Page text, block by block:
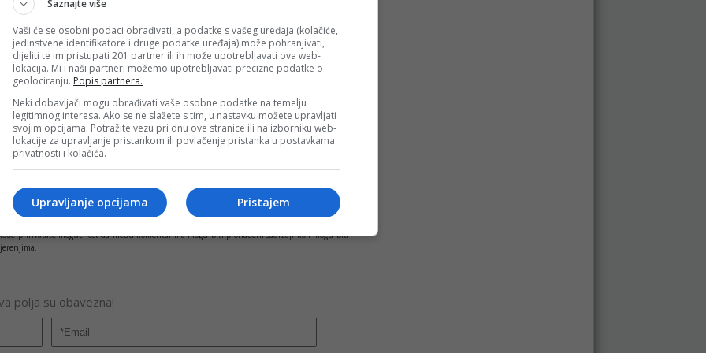
Republike Srpske.
MUZEJ SAVREMENE UMJETNOSTI
Kopirati
i stavove internet portala Banjaluka.com. Molimo korisnike da se suzdrže od vrijeđanja,
da obriše komentar bez najave i objašnjenja. Zbog velikog broja komentara Banjaluka.com
prihvatate mogućnost da među komentarima mogu biti pronađeni sadržaji koji mogu biti
polja su obavezna!
Saznajte više
Vaši će se osobni podaci obrađivati, a podatke s vašeg uređaja (kolačiće,
jedinstvene identifikatore i druge podatke uređaja) može pohranjivati,
dijeliti te im pristupati 201 partner ili ih može upotrebljavati ova web-
lokacija. Mi i naši partneri možemo upotrebljavati precizne podatke o
geolociranju. Popis partnera.
Neki dobavljači mogu obrađivati vaše osobne podatke na temelju
legitimnog interesa. Ako se ne slažete s tim, u nastavku možete upravljati
svojim opcijama. Potražite vezu pri dnu ove stranice ili na izborniku web-
lokacije za upravljanje pristankom ili povlačenje pristanka u postavkama
privatnosti i kolačića.
Pristajem
Upravljanje opcijama